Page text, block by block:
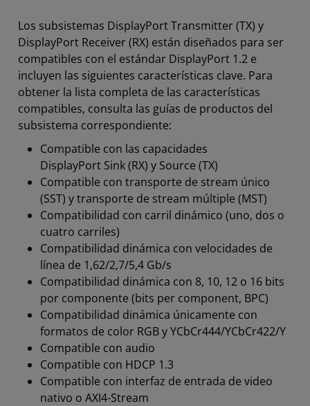
Los subsistemas DisplayPort Transmitter (TX) y
DisplayPort Receiver (RX) están diseñados para ser
compatibles con el estándar DisplayPort 1.2 e
incluyen las siguientes características clave. Para
obtener la lista completa de las características
compatibles, consulta las guías de productos del
subsistema correspondiente:
Compatible con las capacidades
DisplayPort Sink (RX) y Source (TX)
Compatible con transporte de stream único
(SST) y transporte de stream múltiple (MST)
Compatibilidad con carril dinámico (uno, dos o
cuatro carriles)
Compatibilidad dinámica con velocidades de
línea de 1,62/2,7/5,4 Gb/s
Compatibilidad dinámica con 8, 10, 12 o 16 bits
por componente (bits per component, BPC)
Compatibilidad dinámica únicamente con
formatos de color RGB y YCbCr444/YCbCr422/Y
Compatible con audio
Compatible con HDCP 1.3
Compatible con interfaz de entrada de video
nativo o AXI4-Stream